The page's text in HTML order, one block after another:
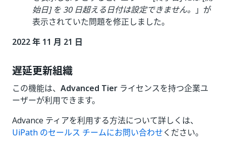
始日] を 30 日超える日付は設定できません。 」が
表示されていた問題を修正しました。
2022 年 11 月 21 日
遅延更新組織
この機能は、 Advanced Tier ライセンスを持つ企業ユ
ーザーが利用できます。
Advance ティアを利用する方法について詳しくは、
UiPath のセールス チームにお問い合わせください。